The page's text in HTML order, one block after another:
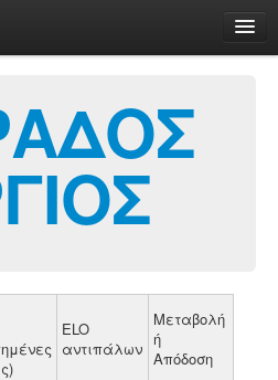
ELO
αντιπάλων
Μεταβολή
ή
Απόδοση